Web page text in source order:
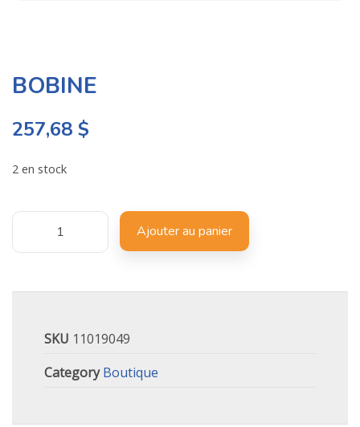
BOBINE
257,68 $
2 en stock
Ajouter au panier
SKU 11019049
Category Boutique